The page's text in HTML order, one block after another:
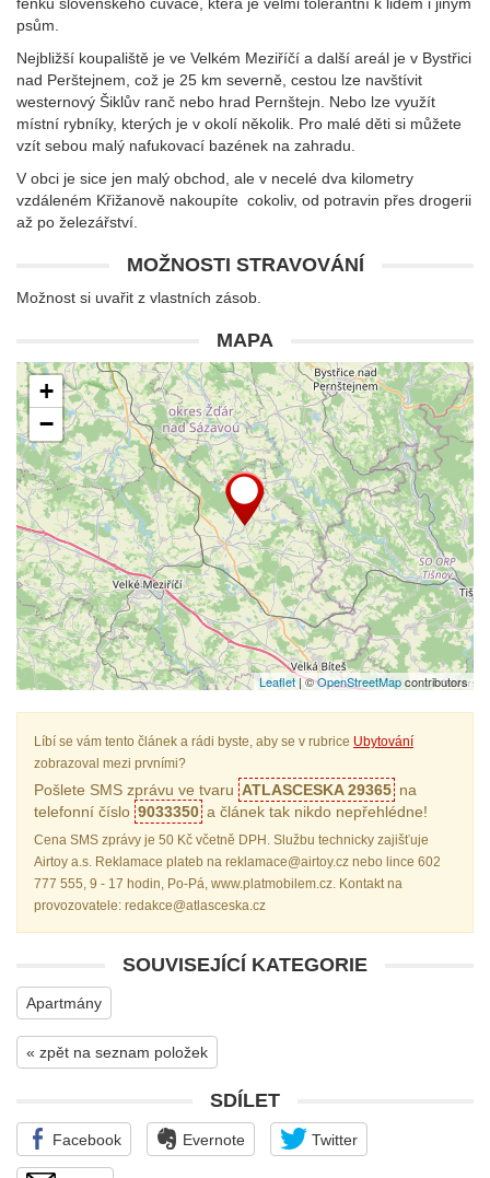
psům.
Nejbližší koupaliště je ve Velkém Meziříčí a další areál je v Bystřici
nad Perštejnem, což je 25 km severně, cestou lze navštívit
westernový Šiklův ranč nebo hrad Pernštejn. Nebo lze využít
místní rybníky, kterých je v okolí několik. Pro malé děti si můžete
vzít sebou malý nafukovací bazének na zahradu.
V obci je sice jen malý obchod, ale v necelé dva kilometry
vzdáleném Křižanově nakoupíte cokoliv, od potravin přes drogerii
až po železářství.
MOŽNOSTI STRAVOVÁNÍ
Možnost si uvařit z vlastních zásob.
MAPA
+
−
Leaflet| ©OpenStreetMapcontributors
Líbí se vám tento článek a rádi byste, aby se v rubrice Ubytování
zobrazoval mezi prvními?
Pošlete SMS zprávu ve tvaru ATLASCESKA 29365 na
telefonní číslo 9033350 a článek tak nikdo nepřehlédne!
Cena SMS zprávy je 50 Kč včetně DPH. Službu technicky zajišťuje
Airtoy a.s. Reklamace plateb na reklamace@airtoy.cz nebo lince 602
777 555, 9 - 17 hodin, Po-Pá, www.platmobilem.cz. Kontakt na
provozovatele: redakce@atlasceska.cz
SOUVISEJÍCÍ KATEGORIE
Apartmány
« zpět na seznam položek
SDÍLET
Facebook Evernote Twitter